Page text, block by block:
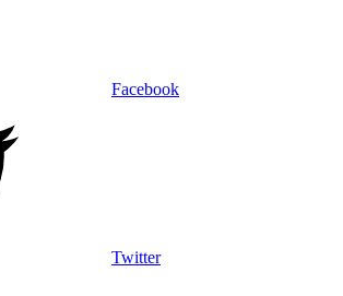
Facebook
Twitter